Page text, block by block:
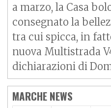
a marzo, la Casa
consegnato la
tra cui spicca, in
nuova Multistrada
dichiarazioni di
MARCHE NEWS